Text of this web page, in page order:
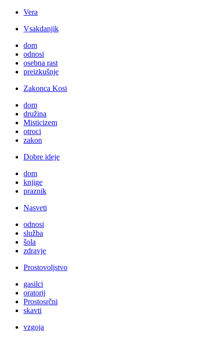
Vera
Vsakdanjik
dom
odnosi
osebna rast
preizkušnje
Zakonca Kosi
dom
družina
Misticizem
otroci
zakon
Dobre ideje
dom
knjige
praznik
Nasveti
odnosi
služba
šola
zdravje
Prostovoljstvo
gasilci
oratorij
Prostosrčni
skavti
vzgoja